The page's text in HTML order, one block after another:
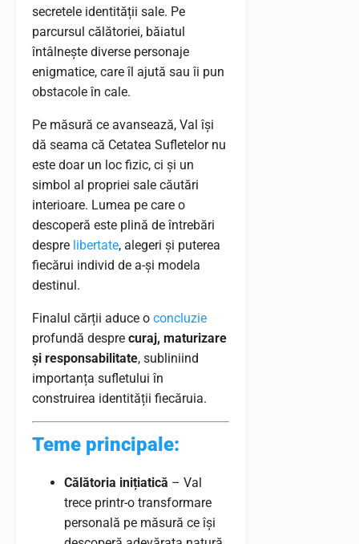
secretele identității sale. Pe
parcursul călătoriei, băiatul
întâlnește diverse personaje
enigmatice, care îl ajută sau îi pun
obstacole în cale.
Pe măsură ce avansează, Val își
dă seama că Cetatea Sufletelor nu
este doar un loc fizic, ci și un
simbol al propriei sale căutări
interioare. Lumea pe care o
descoperă este plină de întrebări
despre libertate, alegeri și puterea
fiecărui individ de a-și modela
destinul.
Finalul cărții aduce o concluzie
profundă despre curaj, maturizare
și responsabilitate, subliniind
importanța sufletului în
construirea identității fiecăruia.
Teme principale:
Călătoria inițiatică – Val
trece printr-o transformare
personală pe măsură ce își